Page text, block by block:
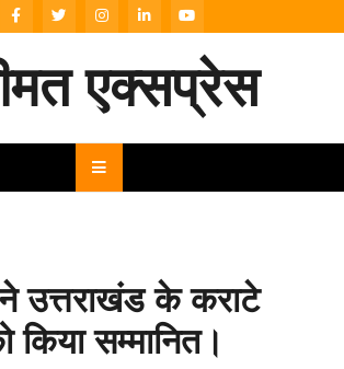
एक्सप्रेस
उत्तराखंड के कराटे
किया सम्मानित।